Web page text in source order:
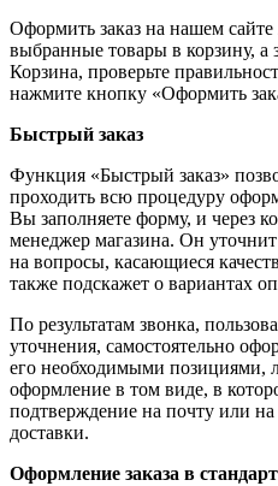
Оформить заказ на нашем сайте
выбранные товары в корзину, а
Корзина, проверьте
нажмите кнопку «Оформить
Быстрый заказ
Функция «Быстрый заказ»
проходить всю процедуру
Вы заполняете форму, и через
менеджер магазина. Он уточнит
на вопросы, касающиеся
также подскажет о вариантах
По результатам звонка,
уточнения, самостоятельно
его необходимыми позициями,
оформление в том виде, в
подтверждение на почту или
доставки.
Оформление заказа в